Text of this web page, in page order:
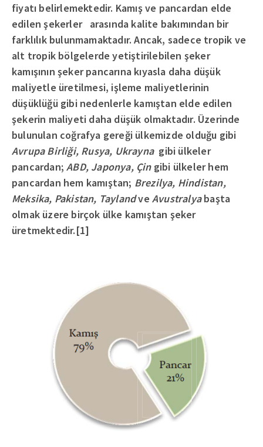
fiyatı belirlemektedir. Kamış ve pancardan elde
edilen şekerler arasında kalite bakımından bir
farklılık bulunmamaktadır. Ancak, sadece tropik ve
alt tropik bölgelerde yetiştirilebilen şeker
kamışının şeker pancarına kıyasla daha düşük
maliyetle üretilmesi, işleme maliyetlerinin
düşüklüğü gibi nedenlerle kamıştan elde edilen
şekerin maliyeti daha düşük olmaktadır. Üzerinde
bulunulan coğrafya gereği ülkemizde olduğu gibi
Avrupa Birliği, Rusya, Ukraynagibi ülkeler
pancardan;ABD, Japonya, Çingibi ülkeler hem
pancardan hem kamıştan; Brezilya, Hindistan,
Meksika, Pakistan, TaylandveAvustralyabaşta
olmak üzere birçok ülke kamıştan şeker
üretmektedir.[1]